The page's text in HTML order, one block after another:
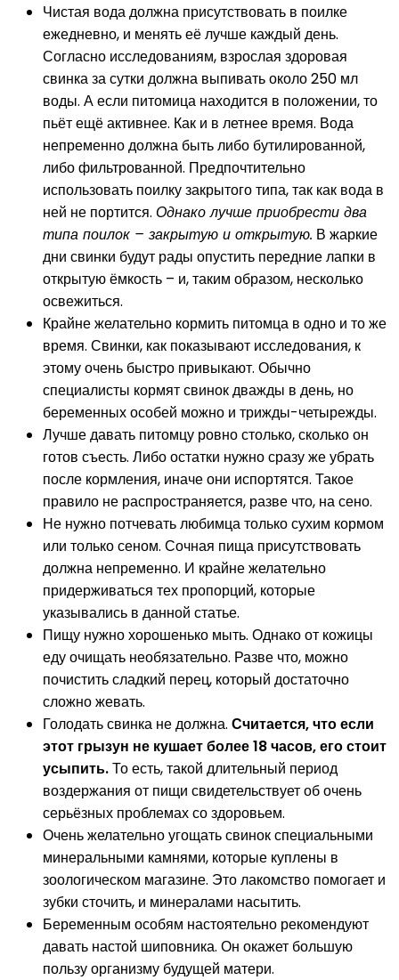
Чистая вода должна присутствовать в поилке
ежедневно, и менять её лучше каждый день.
Согласно исследованиям, взрослая здоровая
свинка за сутки должна выпивать около 250 мл
воды. А если питомица находится в положении, то
пьёт ещё активнее. Как и в летнее время. Вода
непременно должна быть либо бутилированной,
либо фильтрованной. Предпочтительно
использовать поилку закрытого типа, так как вода в
ней не портится. Однако лучше приобрести два
типа поилок – закрытую и открытую. В жаркие
дни свинки будут рады опустить передние лапки в
открытую ёмкость – и, таким образом, несколько
освежиться.
Крайне желательно кормить питомца в одно и то же
время. Свинки, как показывают исследования, к
этому очень быстро привыкают. Обычно
специалисты кормят свинок дважды в день, но
беременных особей можно и трижды-четырежды.
Лучше давать питомцу ровно столько, сколько он
готов съесть. Либо остатки нужно сразу же убрать
после кормления, иначе они испортятся. Такое
правило не распространяется, разве что, на сено.
Не нужно потчевать любимца только сухим кормом
или только сеном. Сочная пища присутствовать
должна непременно. И крайне желательно
придерживаться тех пропорций, которые
указывались в данной статье.
Пищу нужно хорошенько мыть. Однако от кожицы
еду очищать необязательно. Разве что, можно
почистить сладкий перец, который достаточно
сложно жевать.
Голодать свинка не должна. Считается, что если
этот грызун не кушает более 18 часов, его стоит
усыпить.То есть, такой длительный период
воздержания от пищи свидетельствует об очень
серьёзных проблемах со здоровьем.
Очень желательно угощать свинок специальными
минеральными камнями, которые куплены в
зоологическом магазине. Это лакомство помогает и
зубки сточить, и минералами насытить.
Беременным особям настоятельно рекомендуют
давать настой шиповника. Он окажет большую
пользу организму будущей матери.